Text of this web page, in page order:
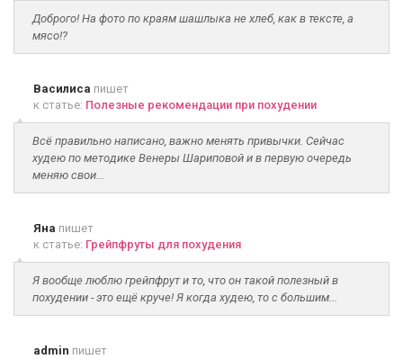
Доброго! На фото по краям шашлыка не хлеб, как в тексте, а
мясо!?
Василиса пишет
к статье: Полезные рекомендации при похудении
Всё правильно написано, важно менять привычки. Сейчас
худею по методике Венеры Шариповой и в первую очередь
меняю свои...
Яна пишет
к статье: Грейпфруты для похудения
Я вообще люблю грейпфрут и то, что он такой полезный в
похудении - это ещё круче! Я когда худею, то с большим...
admin пишет